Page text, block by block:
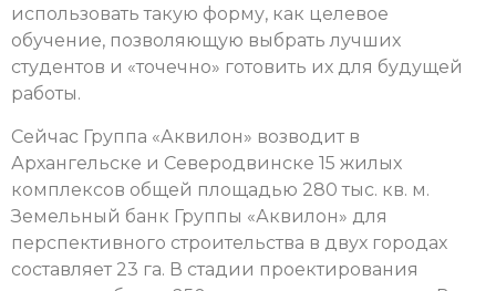
использовать такую форму, как целевое
обучение, позволяющую выбрать лучших
студентов и «точечно» готовить их для будущей
работы.
Сейчас Группа «Аквилон» возводит в
Архангельске и Северодвинске 15 жилых
комплексов общей площадью 280 тыс. кв. м.
Земельный банк Группы «Аквилон» для
перспективного строительства в двух городах
составляет 23 га. В стадии проектирования